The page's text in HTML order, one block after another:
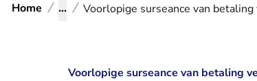
Home ... Voorlopige surseance van
Voorlopige surseance van betaling